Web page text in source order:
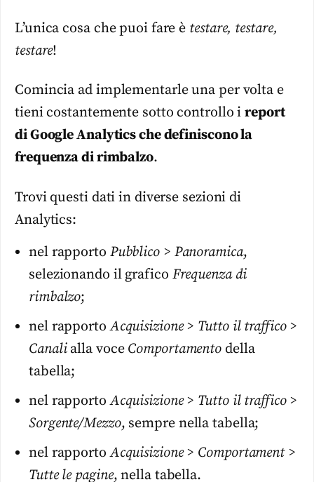
L’unica cosa che puoi fare è testare, testare,
testare!
Comincia ad implementarle una per volta e
tieni costantemente sotto controllo ireport
di Google Analytics che definiscono la
frequenza di rimbalzo.
Trovi questi dati in diverse sezioni di
Analytics:
nel rapporto Pubblico > Panoramica,
selezionando il grafico Frequenza di
rimbalzo;
nel rapportoAcquisizione > Tutto il traffico >
Canalialla voce Comportamento della
tabella;
nel rapportoAcquisizione > Tutto il traffico >
Sorgente/Mezzo, sempre nella tabella;
nel rapportoAcquisizione > Comportament >
Tutte le pagine, nella tabella.